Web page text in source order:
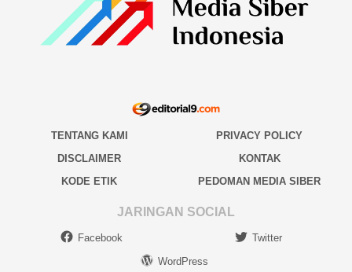
TENTANG KAMI
PRIVACY POLICY
DISCLAIMER
KONTAK
KODE ETIK
PEDOMAN MEDIA SIBER
JARINGAN SOCIAL
Facebook
Twitter
WordPress